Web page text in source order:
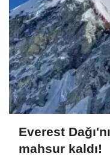
Everest
mahsur kaldı!